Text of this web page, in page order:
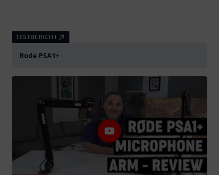
TESTBERICHT
Rode PSA1+